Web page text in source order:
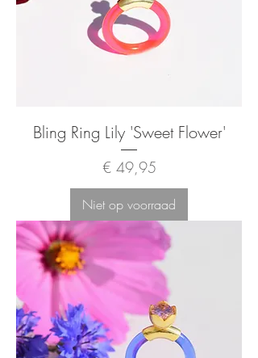
Bling Ring Lily 'Sweet Flower'
Prijs
€ 49,95
Niet op voorraad